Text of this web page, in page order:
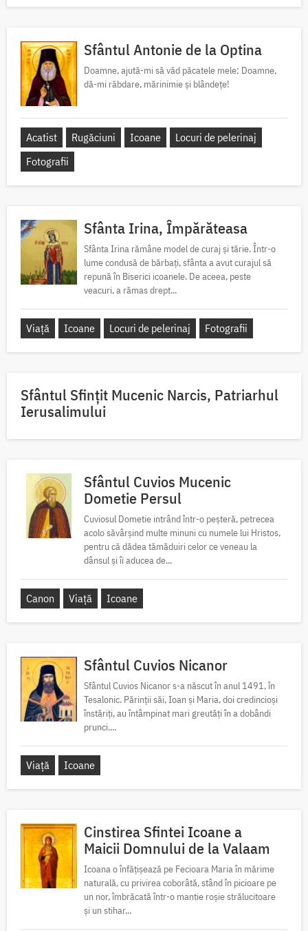
Sfântul Antonie de la Optina
Doamne, ajută-mi să văd păcatele mele; Doamne,
dă-mi răbdare, mărinimie şi blândeţe!
Acatist Rugăciuni Icoane
Locuri de pelerinaj
Fotografii
Sfânta Irina, Împărăteasa
Sfânta Irina rămâne model de curaj și tărie. Într-o
lume condusă de bărbați, sfânta a avut curajul să
repună în Biserici icoanele. De aceea, peste
veacuri, a rămas drept...
Viață Icoane Locuri de pelerinaj Fotografii
Sfântul Sfinţit Mucenic Narcis, Patriarhul
Ierusalimului
Sfântul Cuvios Mucenic
Dometie Persul
Cuviosul Dometie intrând într-o peșteră, petrecea
acolo săvârșind multe minuni cu numele lui Hristos,
pentru că dădea tămăduiri celor ce veneau la
dânsul și îi aducea de...
Canon Viață Icoane
Sfântul Cuvios Nicanor
Sfântul Cuvios Nicanor s-a născut în anul 1491, în
Tesalonic. Părinții săi, Ioan și Maria, doi credincioși
înstăriți, au întâmpinat mari greutăți în a dobândi
prunci....
Viață Icoane
Cinstirea Sfintei Icoane a
Maicii Domnului de la Valaam
Icoana o înfățișează pe Fecioara Maria în mărime
naturală, cu privirea coborâtă, stând în picioare pe
un nor, îmbrăcată într-o mantie roșie strălucitoare
și un stihar...